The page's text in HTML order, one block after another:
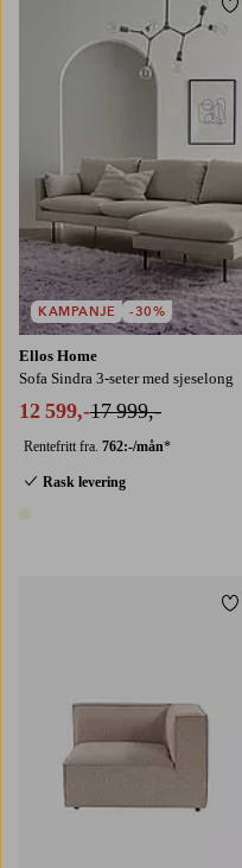
Ellos Home
Sofa Sindra 3-seter med sjeselong
12 599,-17 999,-
Rentefritt fra. 762:-/mån*
Rask levering
KAMPANJE -30%